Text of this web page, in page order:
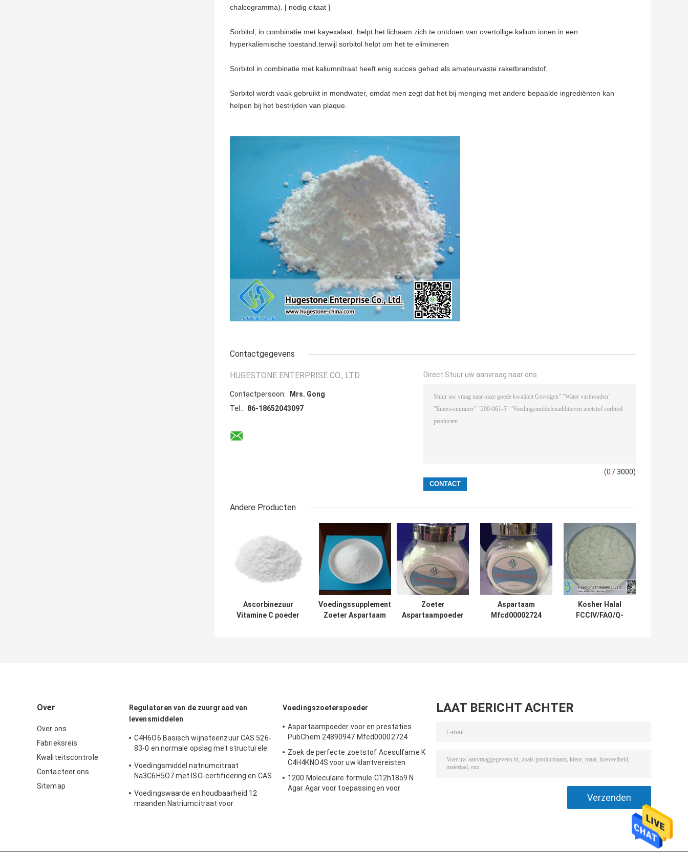
chalcogramma). [ nodig citaat ]
Sorbitol, in combinatie met kayexalaat, helpt het lichaam zich te ontdoen van overtollige kalium ionen in een
hyperkaliemische toestand.terwijl sorbitol helpt om het te elimineren
Sorbitol in combinatie met kaliumnitraat heeft enig succes gehad als amateurvaste raketbrandstof.
Sorbitol wordt vaak gebruikt in mondwater, omdat men zegt dat het bij menging met andere bepaalde ingrediënten kan
helpen bij het bestrijden van plaque.
Contactgegevens
HUGESTONE ENTERPRISE CO., LTD.
Contactpersoon:
Mrs. Gong
Tel.:
86-18652043097
Direct Stuur uw aanvraag naar ons
(0 / 3000)
Andere Producten
Ascorbinezuur
Vitamine C poeder
Voedingssupplement
Zoeter Aspartaam
Zoeter
Aspartaampoeder
Aspartaam
Mfcd00002724
Kosher Halal
FCCIV/FAO/Q-
Over
Over ons
Fabrieksreis
Kwaliteitscontrole
Contacteer ons
Sitemap
Regulatoren van de zuurgraad van
levensmiddelen
C4H6O6 Basisch wijnsteenzuur CAS 526-
83-0 en normale opslag met structurele
Voedingsmiddel natriumcitraat
Na3C6H5O7 met ISO-certificering en CAS
Voedingswaarde en houdbaarheid 12
maanden Natriumcitraat voor
Voedingszoeterspoeder
Aspartaampoeder voor en prestaties
PubChem 24890947 Mfcd00002724
Zoek de perfecte zoetstof Acesulfame K
C4H4KNO4S voor uw klantvereisten
1200 Moleculaire formule C12h18o9 N
Agar Agar voor toepassingen voor
LAAT BERICHT ACHTER